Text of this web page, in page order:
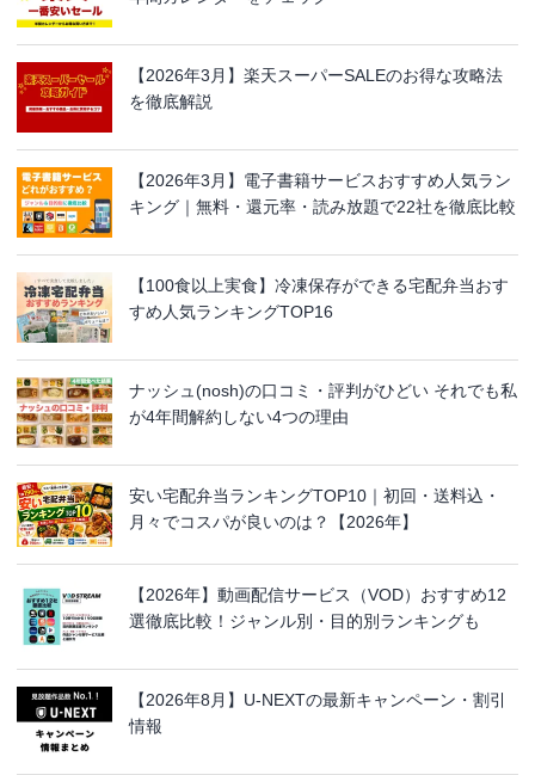
【2026年3月】楽天スーパーSALEのお得な攻略法
を徹底解説
【2026年3月】電子書籍サービスおすすめ人気ラン
キング｜無料・還元率・読み放題で22社を徹底比較
【100食以上実食】冷凍保存ができる宅配弁当おす
すめ人気ランキングTOP16
ナッシュ(nosh)の口コミ・評判がひどい それでも私
が4年間解約しない4つの理由
安い宅配弁当ランキングTOP10｜初回・送料込・
月々でコスパが良いのは？【2026年】
【2026年】動画配信サービス（VOD）おすすめ12
選徹底比較！ジャンル別・目的別ランキングも
【2026年8月】U-NEXTの最新キャンペーン・割引
情報